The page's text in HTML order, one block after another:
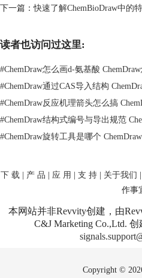
（1）Any（任何默认）：找出忽略被
化合物。
（3）Retention（保留）：找到反应
通过上述教程，相信大家已经充分了
立体反应属性。掌握更多
效地编辑化学结构。如需了解更多相关
了解ChemBioDraw中的隐含氢和环键数
下一篇：快速了解ChemBioDraw中的
读者也访问过这里:
#ChemDraw怎么画d-氨基酸
#ChemDraw通过CAS导入结构
#ChemDraw反应机理箭头怎么搞
#ChemDraw结构式编号与导出规范
#ChemDraw旋转工具是哪个
下 载 产 品 应 用 支 持 关于我们
作事
本网站并非Revvity创建，由
C&J Marketing Co.,Ltd.
Copyright ©